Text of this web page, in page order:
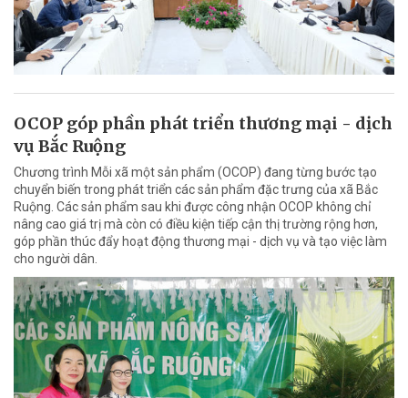
OCOP góp phần phát triển thương mại - dịch
vụ Bắc Ruộng
Chương trình Mỗi xã một sản phẩm (OCOP) đang từng bước tạo
chuyển biến trong phát triển các sản phẩm đặc trưng của xã Bắc
Ruộng. Các sản phẩm sau khi được công nhận OCOP không chỉ
nâng cao giá trị mà còn có điều kiện tiếp cận thị trường rộng hơn,
góp phần thúc đẩy hoạt động thương mại - dịch vụ và tạo việc làm
cho người dân.